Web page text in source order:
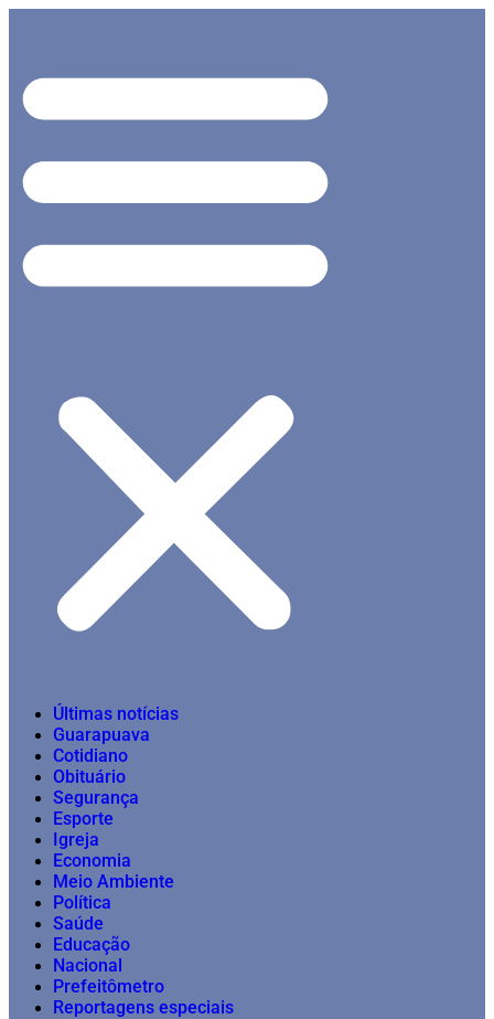
Últimas notícias
Guarapuava
Cotidiano
Obituário
Segurança
Esporte
Igreja
Economia
Meio Ambiente
Política
Saúde
Educação
Nacional
Prefeitômetro
Reportagens especiais